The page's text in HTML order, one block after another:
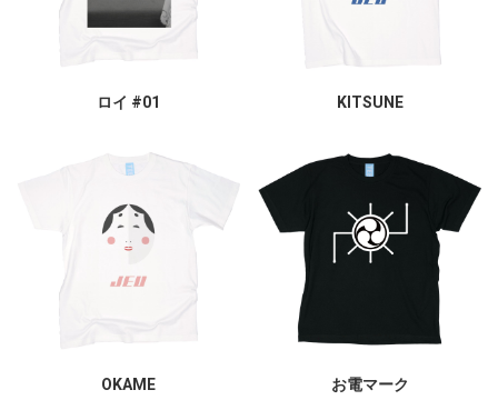
ロイ #01 KITSUNE
OKAME お電マーク